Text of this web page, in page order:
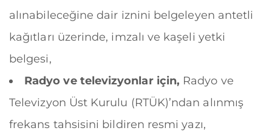
alınabileceğine dair iznini belgeleyen antetli
kağıtları üzerinde, imzalı ve kaşeli yetki
belgesi,
Radyo ve televizyonlar için, Radyo ve
Televizyon Üst Kurulu (RTÜK)’ndan alınmış
frekans tahsisini bildiren resmi yazı,